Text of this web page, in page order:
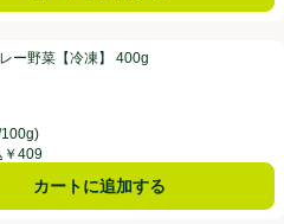
点。
ー野菜【冷凍】 400g
￥409
カートに追加する